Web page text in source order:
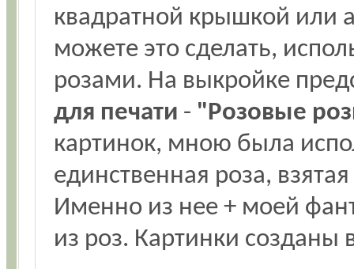
квадратной крышкой или
можете это сделать,
розами. На выкройке
для печати - "Розовые
картинок, мною была
единственная роза,
Именно из нее + моей
из роз. Картинки